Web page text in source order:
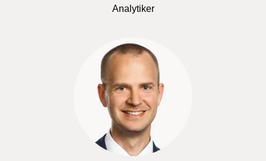
Analytiker